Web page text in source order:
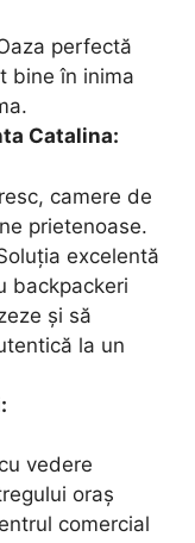
perfectă
bine în inima
Catalina:
camere de
prietenoase.
excelentă
backpackeri
și să
la un
vedere
oraș
comercial